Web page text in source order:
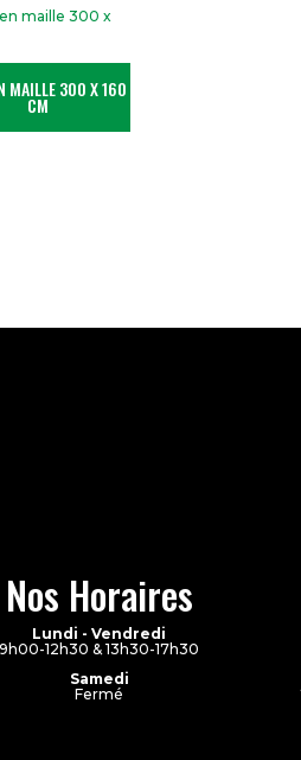
MAILLE 300 X 160
CM
Nos Horaires
Lundi - Vendredi
9h00-12h30 & 13h30-17h30
Samedi
Fermé